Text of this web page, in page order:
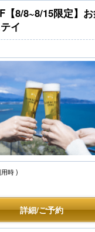
【8/8~8/15限定】
イ
時 )
詳細/ご予約